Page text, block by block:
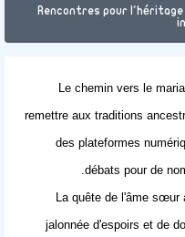
Rencontres pour
Le chemin vers le
remettre aux traditions
des plateformes
débats pour de
La quête de l'âme sœur
jalonnée d'espoirs et de